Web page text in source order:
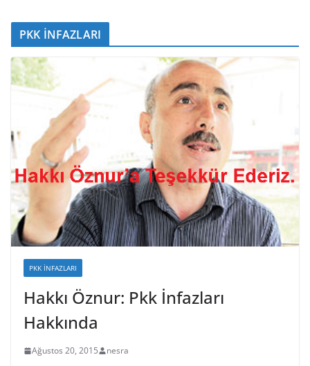
PKK İNFAZLARI
PKK İNFAZLARI
Hakkı Öznur: Pkk İnfazları
Hakkında
Ağustos 20, 2015 nesra